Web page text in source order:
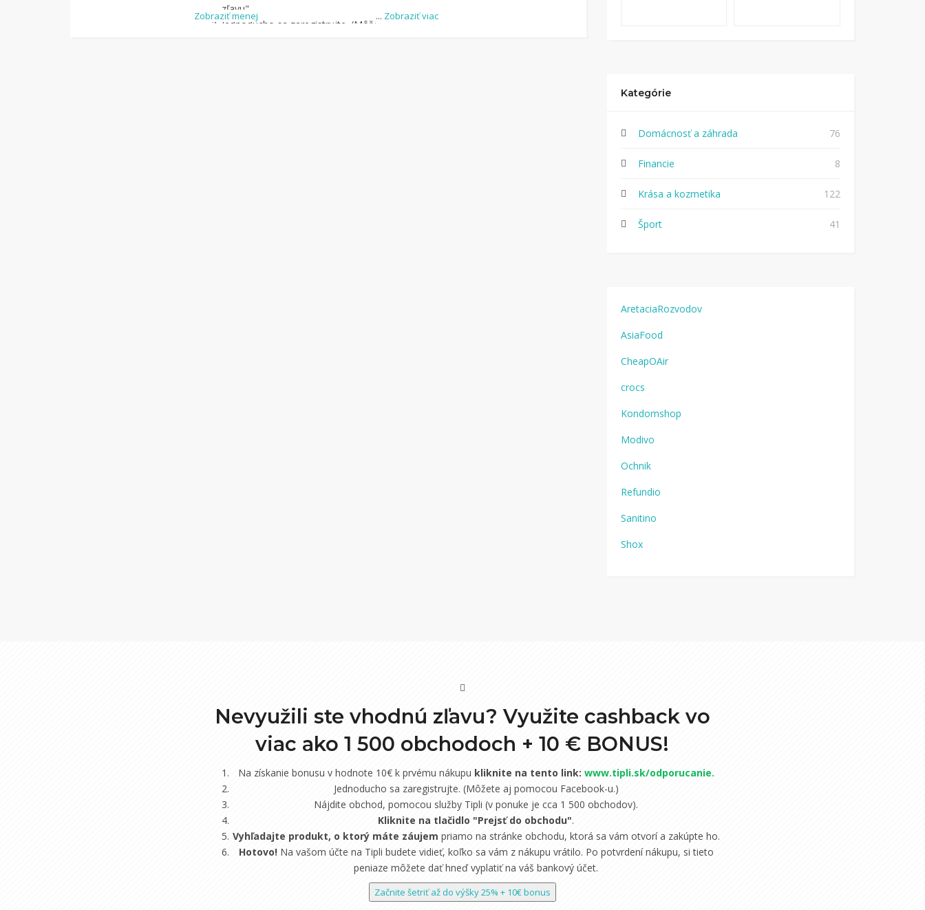
... Zobraziť viac
zľavu".
Jednoducho sa zaregistrujte. (Môžete aj
Zobraziť menej
Kategórie
Domácnosť a záhrada 76
Financie 8
Krása a kozmetika 122
Šport 41
AretaciaRozvodov
AsiaFood
CheapOAir
crocs
Kondomshop
Modivo
Ochnik
Refundio
Sanitino
Shox
Nevyužili ste vhodnú zľavu? Využite cashback vo
viac ako 1 500 obchodoch +10 € BONUS!
Na získanie bonusu v hodnote 10€ k prvému nákupu kliknite na tento link: www.tipli.sk/odporucanie.
Jednoducho sa zaregistrujte. (Môžete aj pomocou Facebook-u.)
Nájdite obchod, pomocou služby Tipli (v ponuke je cca 1 500 obchodov).
Kliknite na tlačidlo "Prejsť do obchodu".
Vyhľadajte produkt, o ktorý máte záujem priamo na stránke obchodu, ktorá sa vám otvorí a zakúpte ho.
Hotovo!Na vašom účte na Tipli budete vidieť, koľko sa vám z nákupu vrátilo. Po potvrdení nákupu, si tieto
peniaze môžete dať hneď vyplatiť na váš bankový účet.
Začnite šetriť až do výšky 25% + 10€ bonus